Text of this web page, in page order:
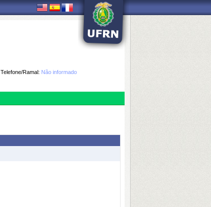
Telefone/Ramal: Não informado